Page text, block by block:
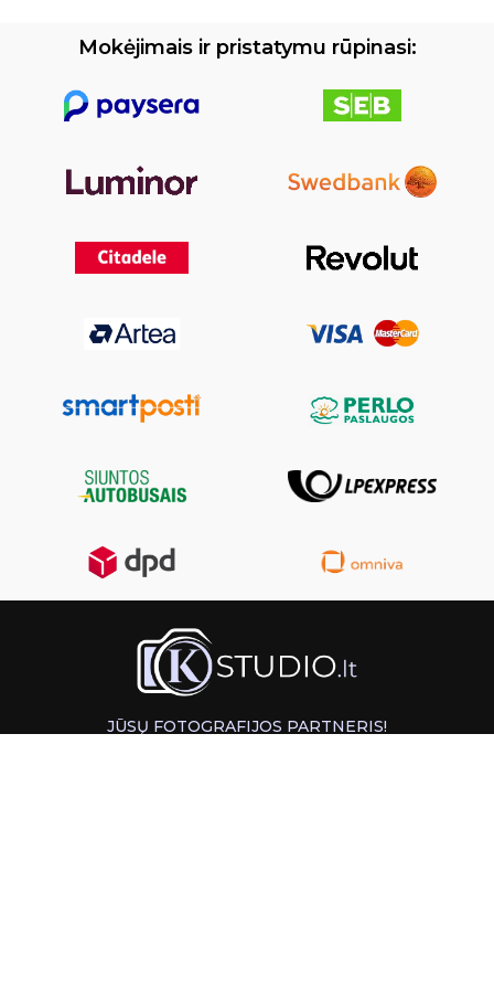
Mokėjimais ir pristatymu rūpinasi:
JŪSŲ FOTOGRAFIJOS PARTNERIS!